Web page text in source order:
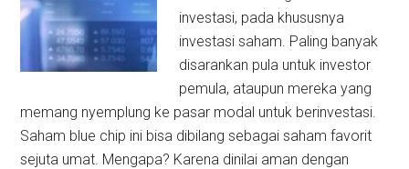
investasi, pada khususnya
investasi saham. Paling banyak
disarankan pula untuk investor
pemula, ataupun mereka yang
memang nyemplung ke pasar modal untuk berinvestasi.
Saham blue chip ini bisa dibilang sebagai saham favorit
sejuta umat. Mengapa? Karena dinilai aman dengan